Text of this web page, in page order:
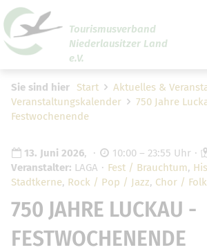
Tourismusverband
Niederlausitzer Land
e.V.
Sie sind hier Start
Aktuelles &
Veranstaltungskalender
750 Jahre
Festwochenende
13. Juni 2026, 10:00 – 23:55 Uhr
Veranstalter: LAGA Fest / Brauchtum,
Stadtkerne, Rock / Pop / Jazz, Chor /
750 JAHRE LUCKAU -
FESTWOCHENENDE
Um Einstellungen zur
den Cookie-
Cookie-